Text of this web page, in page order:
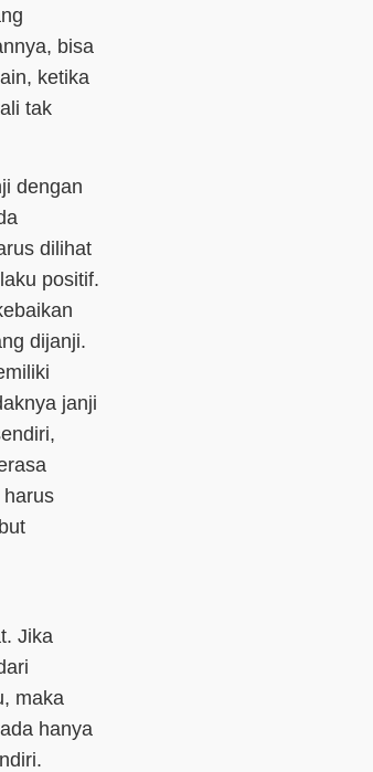
bisa
ketika
tak
dengan
dilihat
positif.
dijanji.
janji
Jika
maka
hanya